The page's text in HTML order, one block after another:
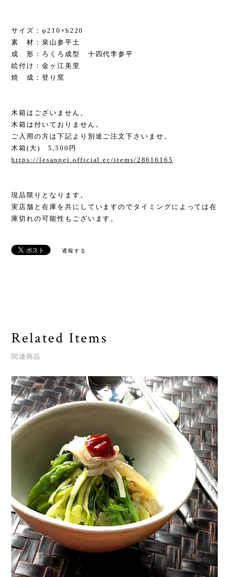
サイズ：φ210×h220
素 材：泉山参平土
成 形：ろくろ成型 十四代李参平
絵付け：金ヶ江美里
焼 成：登り窯
木箱はございません。
木箱は付いておりません。
ご入用の方は下記より別途ご注文下さいませ。
木箱(大) 5,500円
https://lesanpei.official.ec/items/28616165
現品限りとなります。
実店舗と在庫を共にしていますのでタイミングによっては在
庫切れの可能性もございます。
通報する
Related Items
関連商品